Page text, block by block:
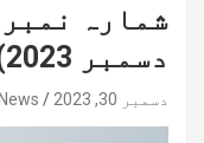
دسمبر 2023)
دسمبر 30, 2023